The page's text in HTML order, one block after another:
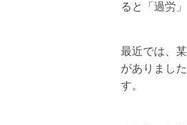
ると「過労
最近では、
がありまし
す。